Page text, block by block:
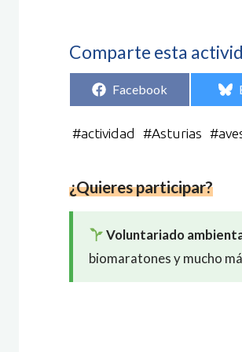
Comparte esta
Compartir
Facebook
#actividad #Asturias #
¿Quieres participar?
Voluntariado
biomaratones y mucho